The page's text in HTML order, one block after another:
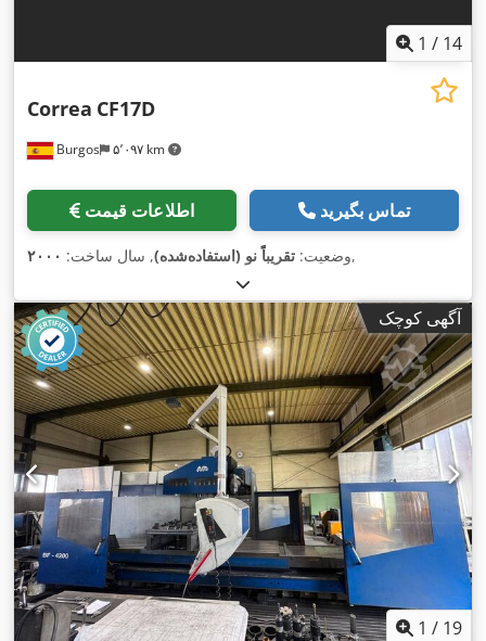
1 / 14
Burgos ۵٬۰۹۷ km
Correa CF17D
اطلاعات قیمت تماس بگیرید
وضعیت: تقریباً نو (استفاده‌شده), سال ساخت: ۲۰۰۰ ,
آگهی کوچک
1 / 19